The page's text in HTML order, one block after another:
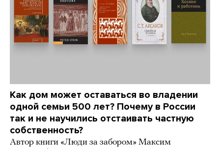
Как дом может оставаться во владении
одной семьи 500 лет? Почему в России
так и не научились отстаивать частную
собственность?
Автор книги «Люди за забором» Максим